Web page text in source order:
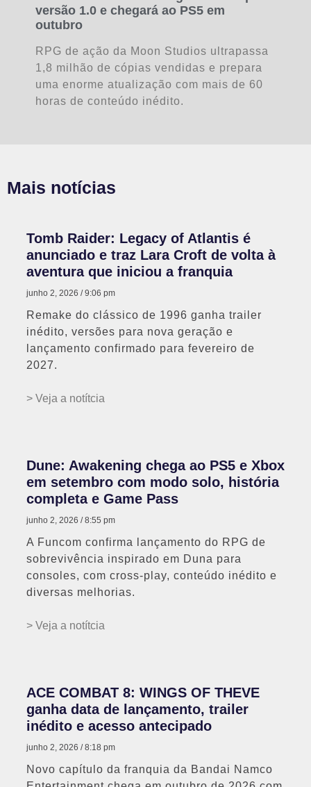
versão 1.0 e chegará ao PS5 em
outubro
RPG de ação da Moon Studios ultrapassa
1,8 milhão de cópias vendidas e prepara
uma enorme atualização com mais de 60
horas de conteúdo inédito.
Mais notícias
Tomb Raider: Legacy of Atlantis é
anunciado e traz Lara Croft de volta à
aventura que iniciou a franquia
junho 2, 2026 9:06 pm
Remake do clássico de 1996 ganha trailer
inédito, versões para nova geração e
lançamento confirmado para fevereiro de
2027.
> Veja a notítcia
Dune: Awakening chega ao PS5 e Xbox
em setembro com modo solo, história
completa e Game Pass
junho 2, 2026 8:55 pm
A Funcom confirma lançamento do RPG de
sobrevivência inspirado em Duna para
consoles, com cross-play, conteúdo inédito e
diversas melhorias.
> Veja a notítcia
ACE COMBAT 8: WINGS OF THEVE
ganha data de lançamento, trailer
inédito e acesso antecipado
junho 2, 2026 8:18 pm
Novo capítulo da franquia da Bandai Namco